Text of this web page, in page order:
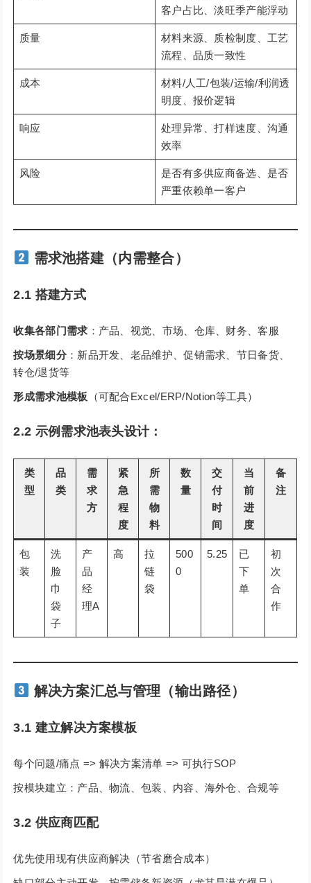
客户占比、淡旺季产能浮动
质量
材料来源、质检制度、工艺
流程、品质一致性
成本
材料/人工/包装/运输/利润透
明度、报价逻辑
响应
处理异常、打样速度、沟通
效率
风险
是否有多供应商备选、是否
严重依赖单一客户
需求池搭建（内需整合）
2.1 搭建方式
收集各部门需求 ：产品、视觉、市场、仓库、财务、客服
按场景细分：新品开发、老品维护、促销需求、节日备货、
转仓/退货等
形成需求池模板 （可配合Excel/ERP/Notion等工具）
2.2 示例需求池表头设计：
类
型
品
类
需
求
方
紧
急
程
度
所
需
物
料
数
量
交
付
时
间
当
前
进
度
备
注
包
装
洗
脸
巾
袋
子
产
品
经
理A
高
拉
链
袋
500
0
5.25
已
下
单
初
次
合
作
解决方案汇总与管理（输出路径）
3.1 建立解决方案模板
每个问题/痛点 => 解决方案清单 => 可执行SOP
按模块建立：产品、物流、包装、内容、海外仓、合规等
3.2 供应商匹配
优先使用现有供应商解决（节省磨合成本）